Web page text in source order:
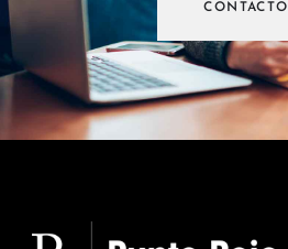
CONTACTO